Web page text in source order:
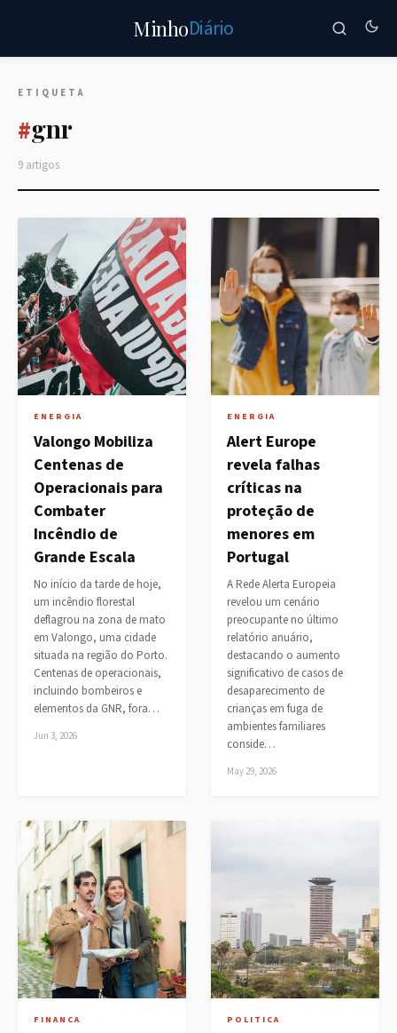
MinhoDiário
ETIQUETA
#gnr
9 artigos
ENERGIA
Valongo Mobiliza
Centenas de
Operacionais para
Combater
Incêndio de
Grande Escala
No início da tarde de hoje,
um incêndio florestal
deflagrou na zona de mato
em Valongo, uma cidade
situada na região do Porto.
Centenas de operacionais,
incluindo bombeiros e
elementos da GNR, fora…
Jun 3, 2026
ENERGIA
Alert Europe
revela falhas
críticas na
proteção de
menores em
Portugal
A Rede Alerta Europeia
revelou um cenário
preocupante no último
relatório anuário,
destacando o aumento
significativo de casos de
desaparecimento de
crianças em fuga de
ambientes familiares
conside…
May 29, 2026
FINANCA POLITICA